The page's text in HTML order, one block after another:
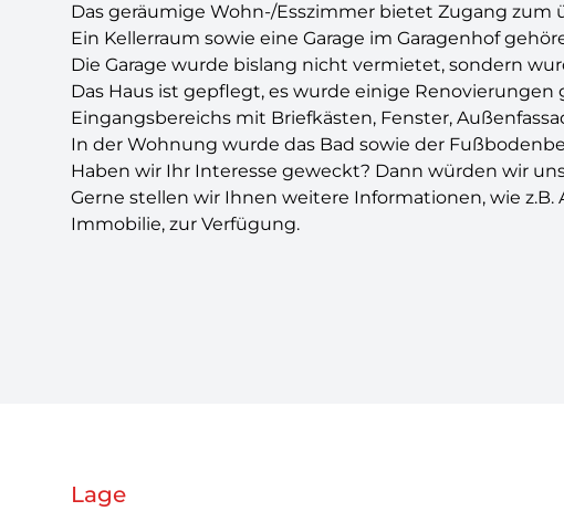
Das geräumige Wohn-/Esszimmer bietet Zugang zum
Ein Kellerraum sowie eine Garage im Garagenhof
Die Garage wurde bislang nicht vermietet, sondern
Das Haus ist gepflegt, es wurde einige
Eingangsbereichs mit Briefkästen, Fenster,
In der Wohnung wurde das Bad sowie der
Haben wir Ihr Interesse geweckt? Dann würden wir
Gerne stellen wir Ihnen weitere Informationen, wie
Immobilie, zur Verfügung.
Lage